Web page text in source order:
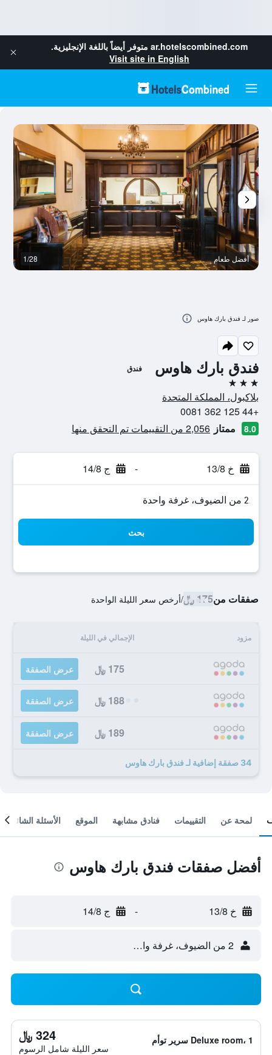
ar.hotelscombined.com متوفر أيضاً باللغة الإنجليزية.
Visit site in English
فندق بارك هاوس فندق
3 نجوم
بلاكبول، المملكة المتحدة
+44 125 362 0081
8.0 ممتاز 2,056 من التقييمات تم التحقق منها
خ 13/8 - ج 14/8
2 من الضيوف، غرفة واحدة
بحث
صفقات من175 ﷼ /أرخص سعر الليلة الواحدة
مزود الإجمالي في الليلة
175 ﷼ عرض الصفقة
188 ﷼ عرض الصفقة
189 ﷼ عرض الصفقة
34 صفقة إضافية لـ فندق بارك هاوس
أفضل طعام 1/28
صور لـ فندق بارك هاوس
لمحة عن التقييمات فنادق مشابهة الموقع الأسئلة الشائعة
أفضل صفقات فندق بارك هاوس
خ 13/8 - ج 14/8
2 من الضيوف، غرفة واحدة
Deluxe room، 1 سرير توأم 324 ﷼
سعر الليلة شامل الرسوم